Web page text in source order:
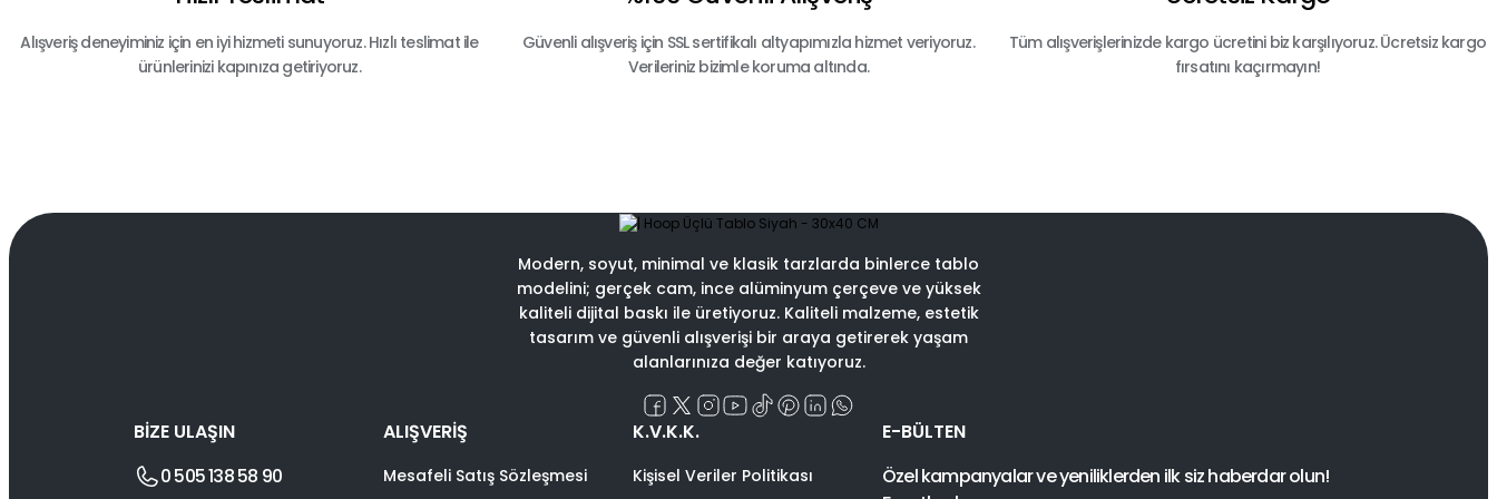
Alışveriş deneyiminiz için en iyi hizmeti sunuyoruz. Hızlı teslimat ile
ürünlerinizi kapınıza getiriyoruz.
Güvenli alışveriş için SSL sertifikalı altyapımızla hizmet veriyoruz.
Verileriniz bizimle koruma altında.
Tüm alışverişlerinizde kargo ücretini biz karşılıyoruz. Ücretsiz kargo
fırsatını kaçırmayın!
Modern, soyut, minimal ve klasik tarzlarda binlerce tablo
modelini; gerçek cam, ince alüminyum çerçeve ve yüksek
kaliteli dijital baskı ile üretiyoruz. Kaliteli malzeme, estetik
tasarım ve güvenli alışverişi bir araya getirerek yaşam
alanlarınıza değer katıyoruz.
BİZE ULAŞIN
0 505 138 58 90
ALIŞVERİŞ
Mesafeli Satış Sözleşmesi
K.V.K.K.
Kişisel Veriler Politikası
E-BÜLTEN
Özel kampanyalar ve yeniliklerden ilk siz haberdar olun!